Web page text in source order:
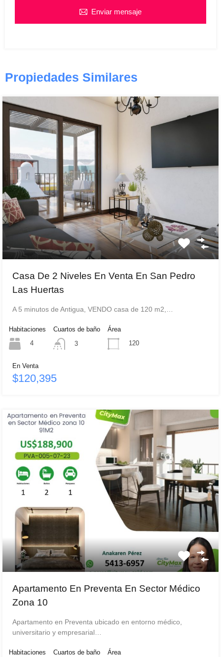
Enviar mensaje
Propiedades Similares
Casa De 2 Niveles En Venta En San Pedro
Las Huertas
A 5 minutos de Antigua, VENDO casa de 120 m2,…
Habitaciones
4
Cuartos de baño
3
Área
120
En Venta
$120,395
Apartamento En Preventa En Sector Médico
Zona 10
Apartamento en Preventa ubicado en entorno médico,
universitario y empresarial…
Habitaciones
Cuartos de baño
Área